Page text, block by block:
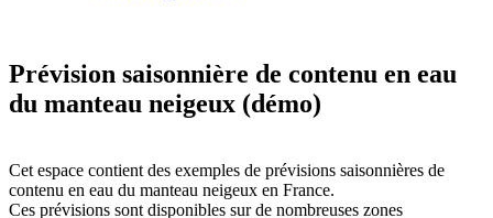
Prévision saisonnière de contenu en eau
du manteau neigeux (démo)
Cet espace contient des exemples de prévisions saisonnières de
contenu en eau du manteau neigeux en France.
Ces prévisions sont disponibles sur de nombreuses zones